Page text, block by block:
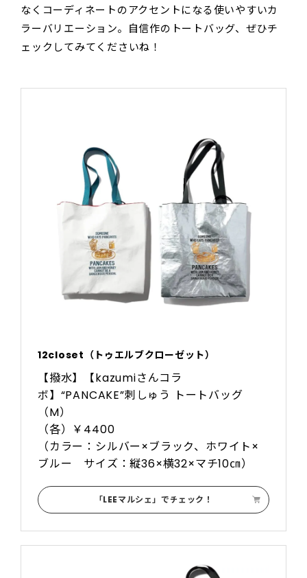
なくコーディネートのアクセントになる使いやすいカ
ラーバリエーション。自信作のトートバッグ、ぜひチ
ェックしてみてくださいね！
12closet（トゥエルブクローゼット）
【撥水】【kazumiさんコラ
ボ】“PANCAKE”刺しゅう トートバッグ
（M）
（各）￥4400
（カラー：シルバー×ブラック、ホワイト×
ブルー サイズ：縦36×横32×マチ10㎝）
「LEEマルシェ」でチェック！